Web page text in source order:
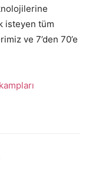
isteyen tüm
ve 7’den 70’e